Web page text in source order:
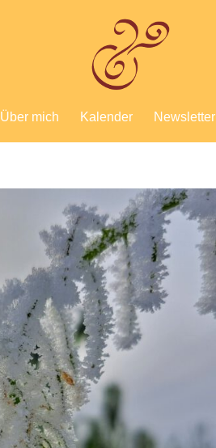
Über mich Kalender Newsletter